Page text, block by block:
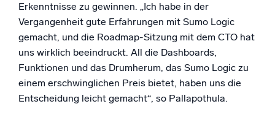
Erkenntnisse zu gewinnen. „Ich habe in der
Vergangenheit gute Erfahrungen mit Sumo Logic
gemacht, und die Roadmap-Sitzung mit dem CTO hat
uns wirklich beeindruckt. All die Dashboards,
Funktionen und das Drumherum, das Sumo Logic zu
einem erschwinglichen Preis bietet, haben uns die
Entscheidung leicht gemacht“, so Pallapothula.